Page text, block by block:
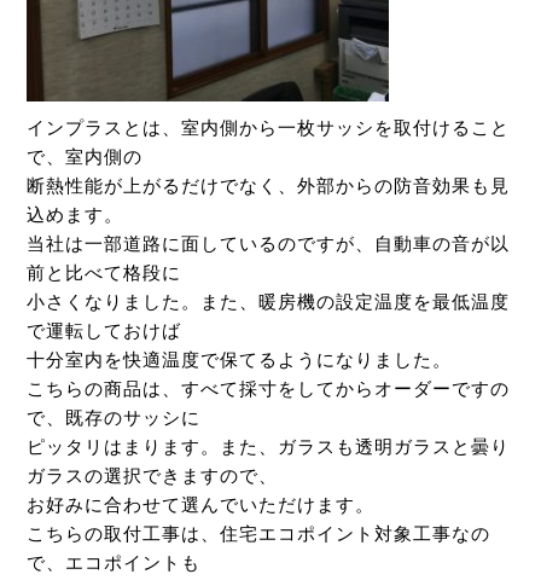
インプラスとは、室内側から一枚サッシを取付けること
で、室内側の
断熱性能が上がるだけでなく、外部からの防音効果も見
込めます。
当社は一部道路に面しているのですが、自動車の音が以
前と比べて格段に
小さくなりました。また、暖房機の設定温度を最低温度
で運転しておけば
十分室内を快適温度で保てるようになりました。
こちらの商品は、すべて採寸をしてからオーダーですの
で、既存のサッシに
ピッタリはまります。また、ガラスも透明ガラスと曇り
ガラスの選択できますので、
お好みに合わせて選んでいただけます。
こちらの取付工事は、住宅エコポイント対象工事なの
で、エコポイントも